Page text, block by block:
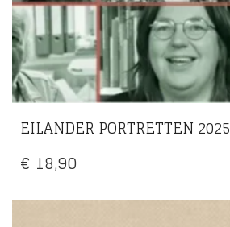
EILANDER PORTRETTEN 2025
€ 18,90